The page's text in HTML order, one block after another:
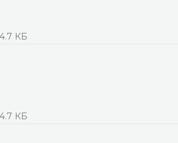
КБ
КБ